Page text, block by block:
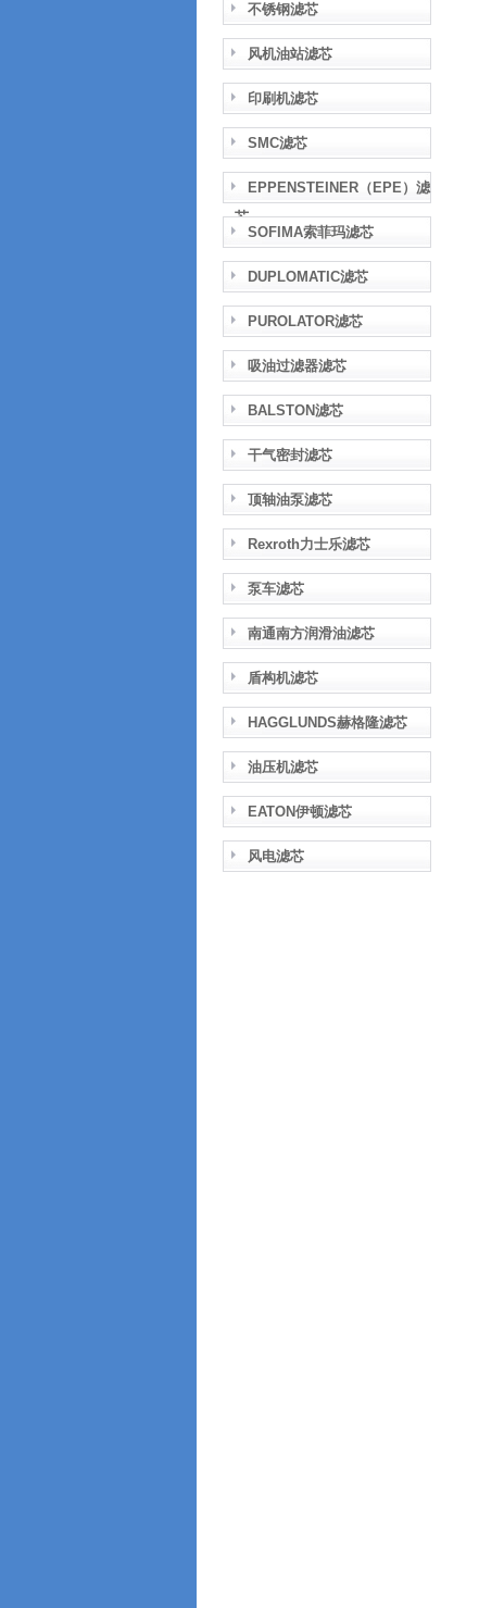
不锈钢滤芯
风机油站滤芯
印刷机滤芯
SMC滤芯
EPPENSTEINER（EPE）滤
芯
SOFIMA索菲玛滤芯
DUPLOMATIC滤芯
PUROLATOR滤芯
吸油过滤器滤芯
BALSTON滤芯
干气密封滤芯
顶轴油泵滤芯
Rexroth力士乐滤芯
泵车滤芯
南通南方润滑油滤芯
盾构机滤芯
HAGGLUNDS赫格隆滤芯
油压机滤芯
EATON伊顿滤芯
风电滤芯